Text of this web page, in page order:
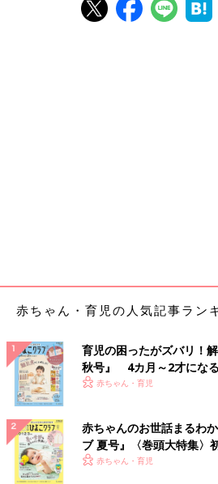
赤ちゃん・育児の人気記事ラン
育児の困ったがズバリ！
秋号』 4カ月～2才にな
いっぱい！
赤ちゃん・育児
赤ちゃんのお世話まるわ
ブ 夏号』〈巻頭大特集〉
く！ おっぱい・ミルクの
赤ちゃん・育児